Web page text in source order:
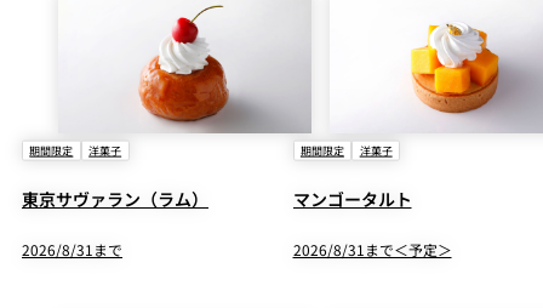
期間限定 洋菓子
東京サヴァラン（ラム）
2026/8/31まで
期間限定 洋菓子
マンゴータルト
2026/8/31まで＜予定＞